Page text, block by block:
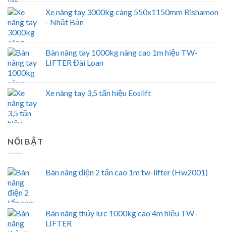
Xe nâng tay 3000kg càng 550x1150mm Bishamon
- Nhật Bản
Bàn nâng tay 1000kg nâng cao 1m hiệu TW-
LIFTER Đài Loan
Xe nâng tay 3,5 tấn hiệu Eoslift
NỔI BẬT
Bàn nâng điện 2 tấn cao 1m tw-lifter (Hw2001)
Bàn nâng thủy lực 1000kg cao 4m hiệu TW-
LIFTER